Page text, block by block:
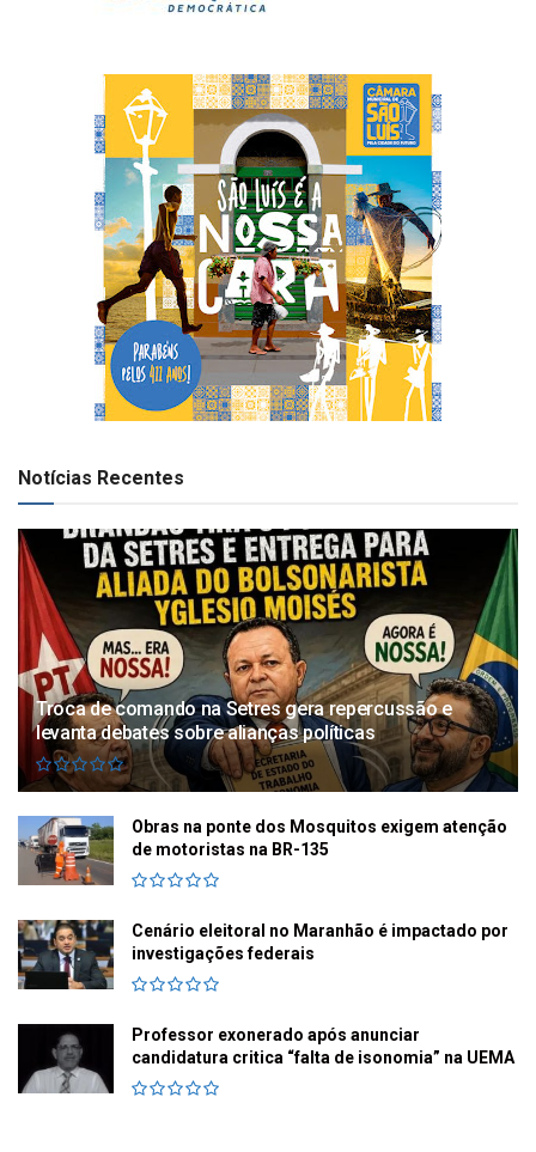
Notícias Recentes
Troca de comando na Setres gera repercussão e
levanta debates sobre alianças políticas
Obras na ponte dos Mosquitos exigem atenção
de motoristas na BR-135
Cenário eleitoral no Maranhão é impactado por
investigações federais
Professor exonerado após anunciar
candidatura critica “falta de isonomia” na UEMA